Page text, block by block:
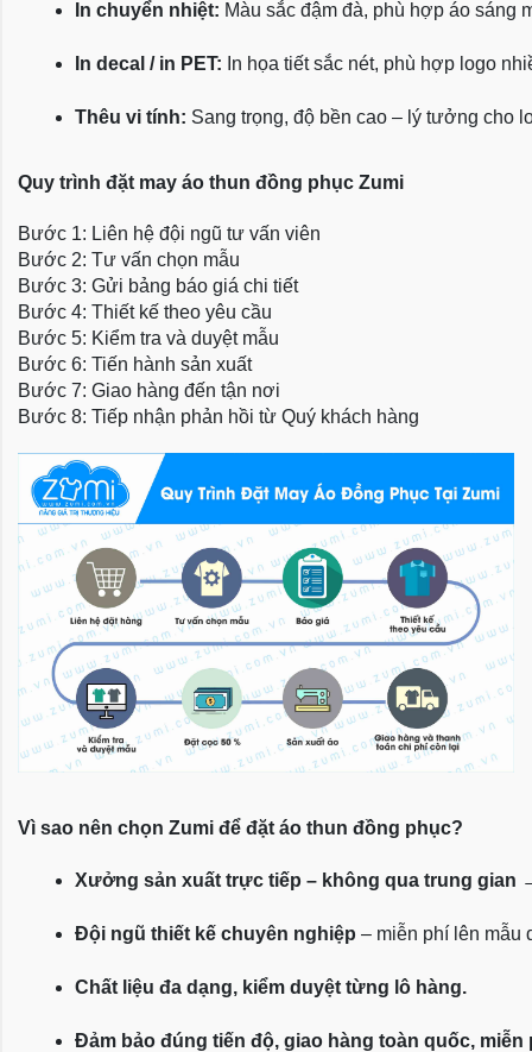
In chuyển nhiệt: Màu sắc đậm đà, phù hợp áo sáng
In decal / in PET: In họa tiết sắc nét, phù hợp logo
Thêu vi tính: Sang trọng, độ bền cao – lý tưởng cho
Quy trình đặt may áo thun đồng phục Zumi
Bước 1: Liên hệ đội ngũ tư vấn viên
Bước 2: Tư vấn chọn mẫu
Bước 3: Gửi bảng báo giá chi tiết
Bước 4: Thiết kế theo yêu cầu
Bước 5: Kiểm tra và duyệt mẫu
Bước 6: Tiến hành sản xuất
Bước 7: Giao hàng đến tận nơi
Bước 8: Tiếp nhận phản hồi từ Quý khách hàng
Vì sao nên chọn Zumi để đặt áo thun đồng phục?
Xưởng sản xuất trực tiếp – không qua trung gian
Đội ngũ thiết kế chuyên nghiệp – miễn phí lên mẫu
Chất liệu đa dạng, kiểm duyệt từng lô hàng.
Đảm bảo đúng tiến độ, giao hàng toàn quốc, miễn